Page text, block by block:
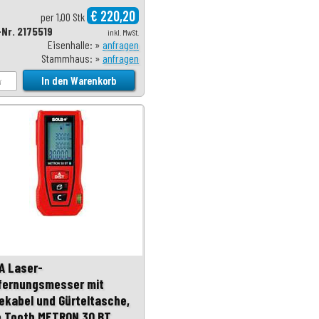
per 1,00 Stk € 220,20
inkl. MwSt.
2175519
Eisenhalle: » anfragen
Stammhaus: » anfragen
Laser-
mit
und Gürteltasche,